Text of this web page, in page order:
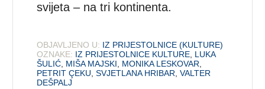
svijeta – na tri kontinenta.
OBJAVLJENO U: IZ PRIJESTOLNICE (KULTURE)
OZNAKE: IZ PRIJESTOLNICE KULTURE, LUKA
ŠULIĆ, MIŠA MAJSKI, MONIKA LESKOVAR,
PETRIT ÇEKU,SVJETLANA HRIBAR,VALTER
DEŠPALJ